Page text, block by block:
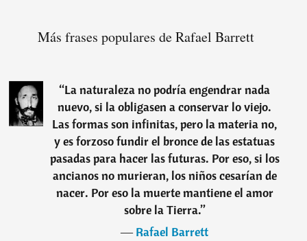
Más frases populares de Rafael Barrett
“La naturaleza no podría engendrar nada
nuevo, si la obligasen a conservar lo viejo.
Las formas son infinitas, pero la materia no,
y es forzoso fundir el bronce de las estatuas
pasadas para hacer las futuras. Por eso, si los
ancianos no murieran, los niños cesarían de
nacer. Por eso la muerte mantiene el amor
sobre la Tierra.”
―Rafael Barrett